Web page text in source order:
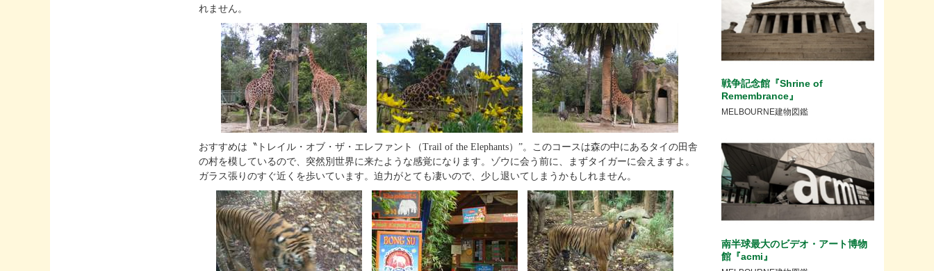
れません。
おすすめは〝トレイル・オブ・ザ・エレファント（Trail of the Elephants）”。このコースは森の中にあるタイの田舎
の村を模しているので、突然別世界に来たような感覚になります。ゾウに会う前に、まずタイガーに会えますよ。
ガラス張りのすぐ近くを歩いています。迫力がとても凄いので、少し退いてしまうかもしれません。
戦争記念館『Shrine of
Remembrance』
MELBOURNE建物図鑑
南半球最大のビデオ・アート博物
館『acmi』